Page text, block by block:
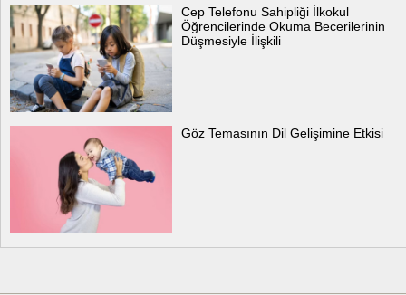
Cep Telefonu Sahipliği İlkokul
Öğrencilerinde Okuma Becerilerinin
Düşmesiyle İlişkili
Göz Temasının Dil Gelişimine Etkisi